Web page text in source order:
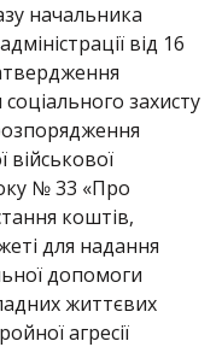
начальника
від 16
захисту
військової
№ 33 «Про
коштів,
для надання
допомоги
життєвих
агресії